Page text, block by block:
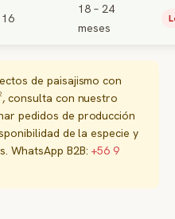
16
18 – 24
meses
de paisajismo con
consulta con nuestro
pedidos de producción
de la especie y
WhatsApp B2B: +56 9